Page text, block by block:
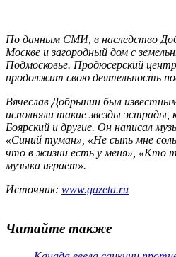
По данным СМИ, в наследство
Москве и загородный дом с
Подмосковье. Продюсерский
продолжит свою деятельность
Вячеслав Добрынин был
исполняли такие звезды эстрады,
Боярский и другие. Он написал
«Синий туман», «Не сыпь мне
что в жизни есть у меня», «Кто
музыка играет».
Источник: www.gazeta.ru
Читайте также